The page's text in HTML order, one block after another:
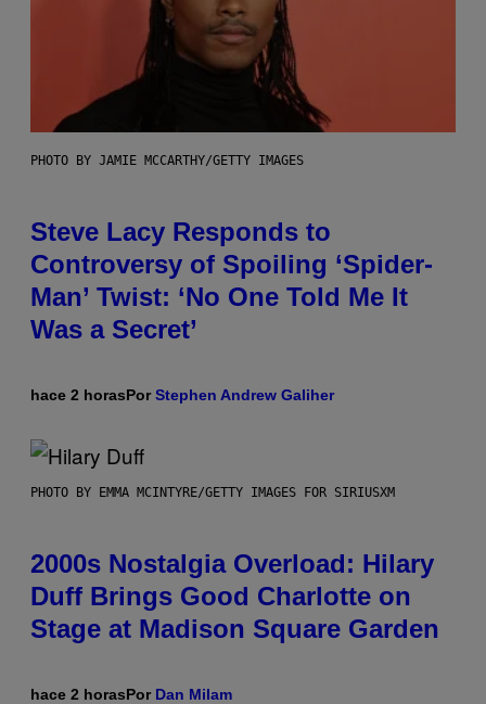
PHOTO BY JAMIE MCCARTHY/GETTY IMAGES
Steve Lacy Responds to
Controversy of Spoiling ‘Spider-
Man’ Twist: ‘No One Told Me It
Was a Secret’
hace 2 horasPorStephen Andrew Galiher
PHOTO BY EMMA MCINTYRE/GETTY IMAGES FOR SIRIUSXM
2000s Nostalgia Overload: Hilary
Duff Brings Good Charlotte on
Stage at Madison Square Garden
hace 2 horasPor Dan Milam